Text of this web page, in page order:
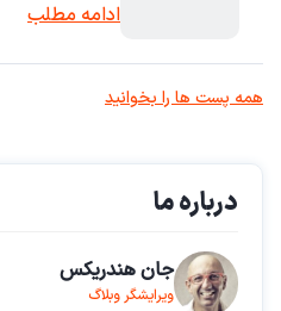
ادامه مطلب
همه پست ها را بخوانید
درباره ما
جان هندریکس
ویرایشگر وبلاگ